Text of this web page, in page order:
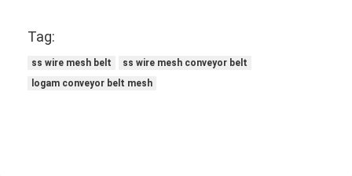
Tag:
ss wire mesh belt
ss wire mesh conveyor belt
logam conveyor belt mesh